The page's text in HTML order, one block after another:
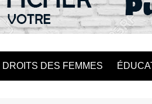
DROITS DES FEMMES